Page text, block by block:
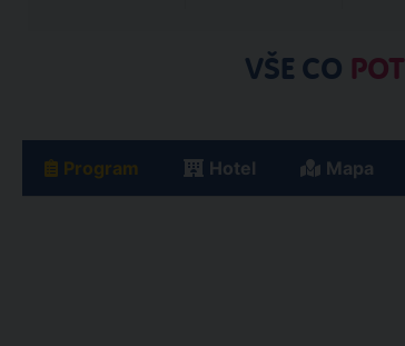
VŠE CO
Program Hotel Mapa